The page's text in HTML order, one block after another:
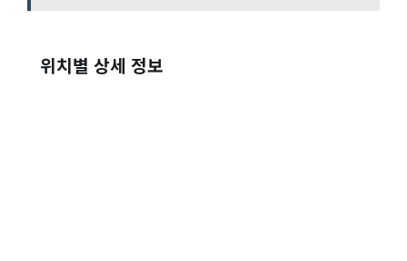
위치별 상세 정보